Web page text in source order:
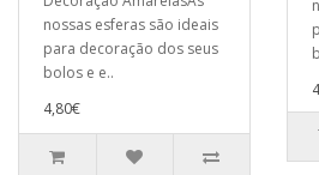
nossas esferas são ideais
para decoração dos seus
bolos e e..
4,80€